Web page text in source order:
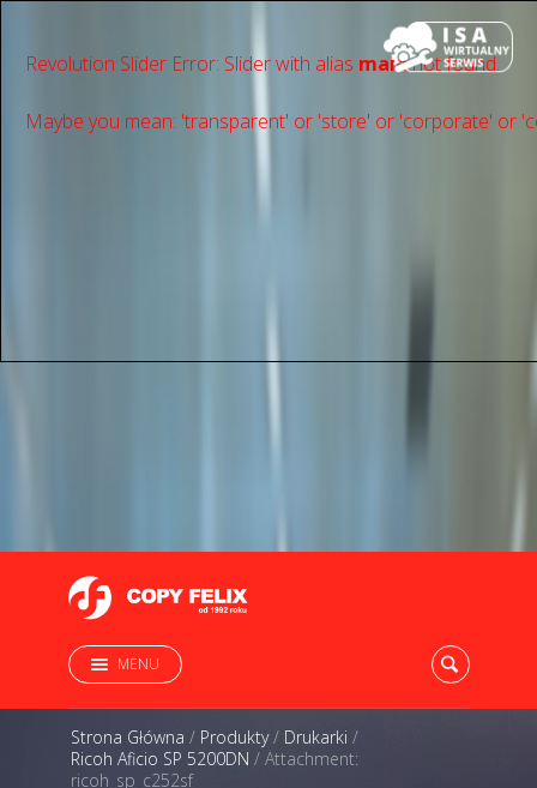
Revolution Slider Error: Slider with alias mainnot found.
Maybe you mean: 'transparent' or 'store' or 'сorporate' or
MENU
Strona Główna / Produkty/ Drukarki /
Ricoh Aficio SP 5200DN / Attachment:
ricoh_sp_c252sf